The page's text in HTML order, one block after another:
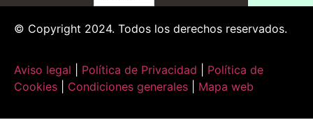
© Copyright 2024. Todos los derechos reservados.
Aviso legal Política de Privacidad
Política de
Cookies
Condiciones generales Mapa web